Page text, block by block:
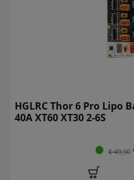
HGLRC Thor 6 Pro Lipo
40A XT60 XT30 2-6S
€ 49,90